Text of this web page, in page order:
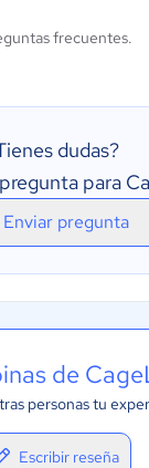
etiquetas
calibración
frecuentes.
dudas?
para
Enviar pregunta
de
personas tu
Escribir reseña